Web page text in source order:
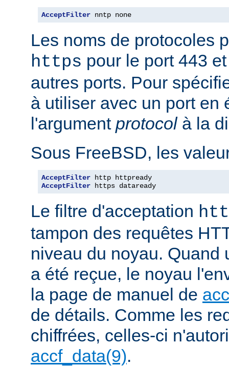
AcceptFilter nntp none
Les noms de protocoles
https pour le port 443
autres ports. Pour
à utiliser avec un port en
l'argument protocolà la
Sous FreeBSD, les
AcceptFilter
AcceptFilter https dataready
Le filtre d'acceptation
tampon des requêtes
niveau du noyau. Quand
a été reçue, le noyau
la page de manuel de
de détails. Comme les
chiffrées, celles-ci
accf_data(9).